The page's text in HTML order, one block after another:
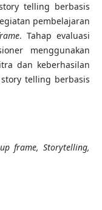
telling berbasis
pembelajaran
. Tahap evaluasi
menggunakan
dan keberhasilan
telling berbasis
frame, Storytelling,